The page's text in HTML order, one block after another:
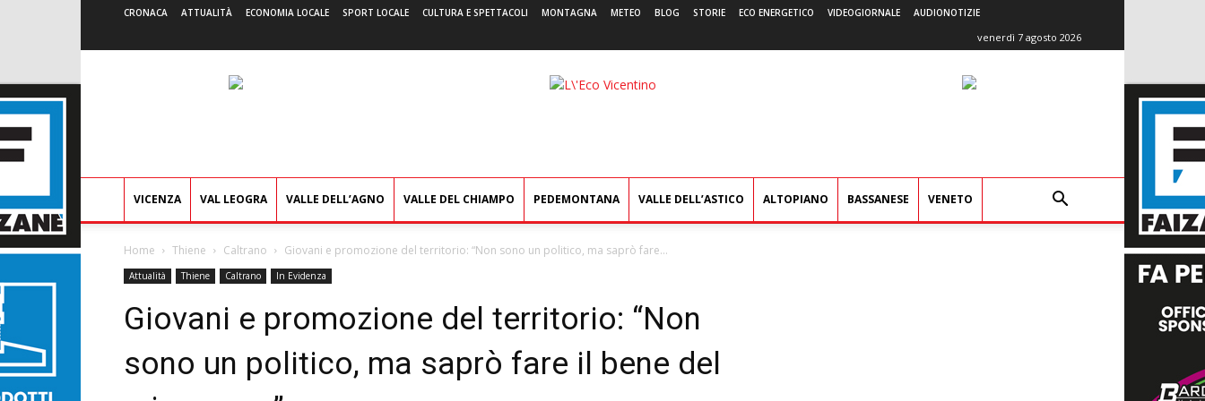
CRONACA ATTUALITÀ ECONOMIA LOCALE SPORT LOCALE CULTURA E SPETTACOLI MONTAGNA METEO BLOG STORIE ECO ENERGETICO VIDEOGIORNALE AUDIONOTIZIE
venerdì 7 agosto 2026
L'Eco
VICENZA VAL LEOGRA VALLE DELL’AGNO VALLE DEL CHIAMPO PEDEMONTANA VALLE DELL’ASTICO ALTOPIANO BASSANESE VENETO
Home Thiene Caltrano Giovani e promozione del territorio: “Non sono un politico, ma saprò fare...
Attualità Thiene Caltrano In Evidenza
Giovani e promozione del territorio: “Non
sono un politico, ma saprò fare il bene del